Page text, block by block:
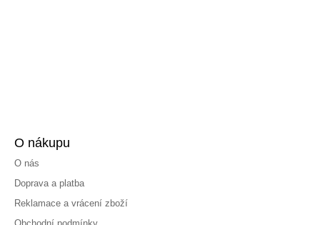
O nákupu
O nás
Doprava a platba
Reklamace a vrácení zboží